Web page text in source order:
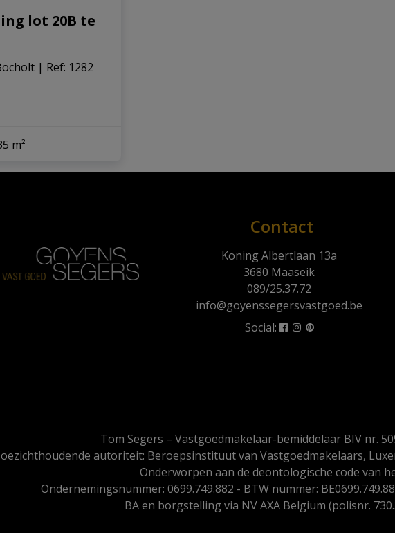
lot 20B te
| Ref: 1282
m²
Contact
Koning Albertlaan 13a
3680 Maaseik
089/25.37.72
info@goyenssegersvastgoed.be
Social:
Tom Segers – Vastgoedmakelaar-bemiddelaar BIV nr.
autoriteit: Beroepsinstituut van Vastgoedmakelaars,
Onderworpen aan dedeontologische code van
Ondernemingsnummer: 0699.749.882 - BTW nummer:
BA en borgstelling via NV AXA Belgium (polisnr.